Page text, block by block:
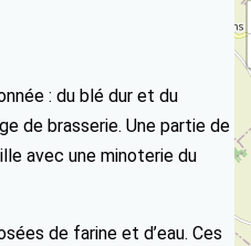
: du blé dur et du
de brasserie. Une partie de
avec une minoterie du
de farine et d’eau. Ces